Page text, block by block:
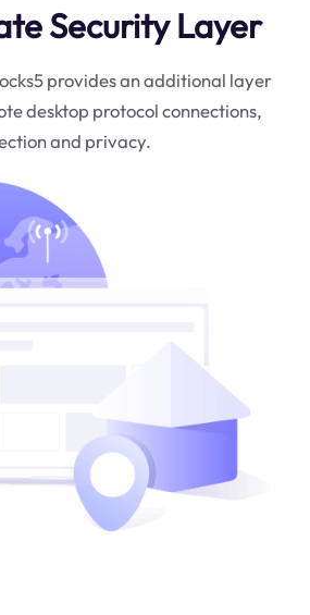
Security Layer
provides an additional layer
desktop protocol connections,
and privacy.